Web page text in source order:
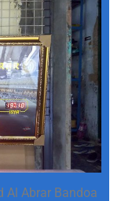
Al Abrar Bandoa